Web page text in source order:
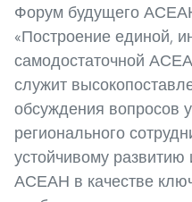
Форум будущего
«Построение единой,
самодостаточной
служит
обсуждения вопросов
регионального
устойчивому
АСЕАН в качестве